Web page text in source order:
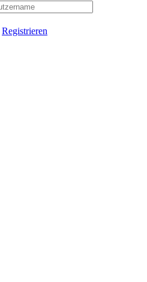
Registrieren